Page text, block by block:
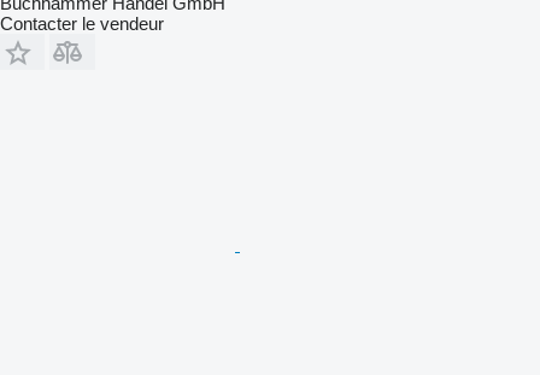
Contacter le vendeur